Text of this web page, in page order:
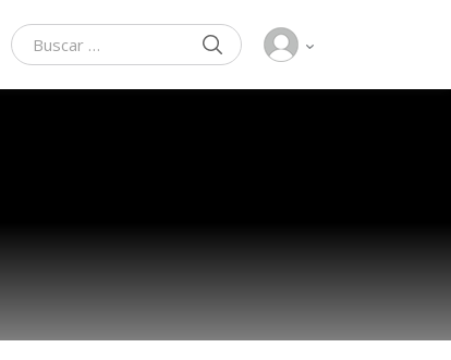
Buscar:
BUSCAR